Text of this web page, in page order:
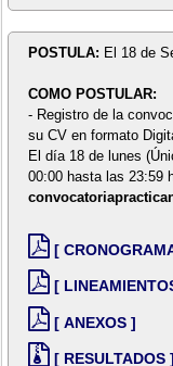
POSTULA: El 18 de
COMO POSTULAR:
- Registro de la
su CV en formato
El día 18 de lunes
00:00 hasta las 23:59
[
[
[ ANEXOS ]
[ RESULTADOS ]